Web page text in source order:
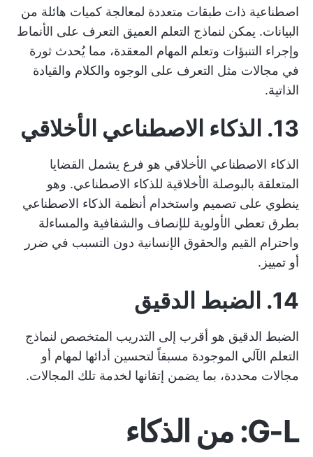
اصطناعية ذات طبقات متعددة لمعالجة كميات هائلة من
البيانات. يمكن لنماذج التعلم العميق التعرف على الأنماط
وإجراء التنبؤات وتعلم المهام المعقدة، مما يُحدث ثورة
في مجالات مثل التعرف على الوجوه والكلام والقيادة
الذاتية.
13. الذكاء الاصطناعي الأخلاقي
الذكاء الاصطناعي الأخلاقي هو فرع يشمل القضايا
المتعلقة بالبوصلة الأخلاقية للذكاء الاصطناعي. وهو
ينطوي على تصميم واستخدام أنظمة الذكاء الاصطناعي
بطرق تعطي الأولوية للإنصاف والشفافية والمساءلة
واحترام القيم والحقوق الإنسانية دون التسبب في ضرر
أو تمييز.
14. الضبط الدقيق
الضبط الدقيق هو أقرب إلى التدريب المتخصص لنماذج
التعلم الآلي الموجودة مسبقاً لتحسين أدائها لمهام أو
مجالات محددة، بما يضمن إتقانها لخدمة تلك المجالات.
G-L: من الذكاء